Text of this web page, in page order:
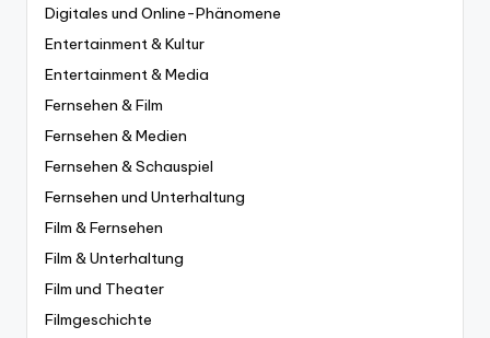
Digitales und Online-Phänomene
Entertainment & Kultur
Entertainment & Media
Fernsehen & Film
Fernsehen & Medien
Fernsehen & Schauspiel
Fernsehen und Unterhaltung
Film & Fernsehen
Film & Unterhaltung
Film und Theater
Filmgeschichte